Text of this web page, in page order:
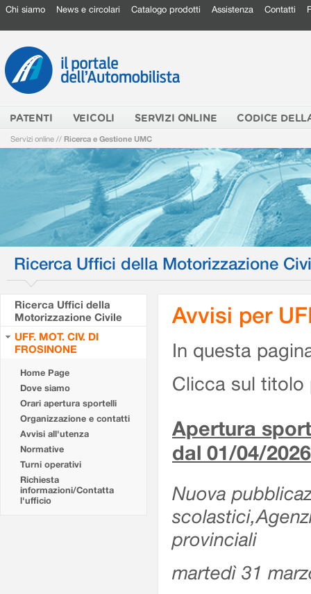
Chi siamo News e circolari Catalogo prodotti Assistenza Contatti
PATENTI VEICOLI SERVIZI ONLINE CODICE
Servizi online // Ricerca e Gestione UMC
Ricerca Uffici della Motorizzazione
Ricerca Uffici della
Motorizzazione Civile
UFF. MOT. CIV. DI
FROSINONE
Home Page
Dove siamo
Orari apertura sportelli
Organizzazione e contatti
Avvisi all'utenza
Normative
Turni operativi
Richiesta
informazioni/Contatta
l'ufficio
Avvisi per
In questa
Clicca sul titolo
Apertura
dal 01/04/2026
Nuova
provinciali
martedì 31